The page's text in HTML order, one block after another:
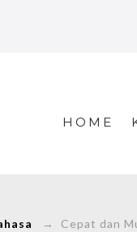
HOME
→ Cepat dan